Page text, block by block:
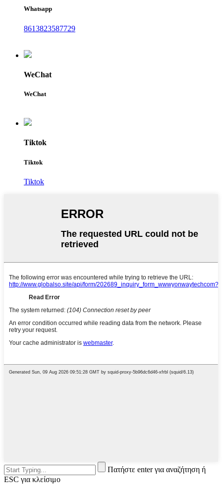
Whatsapp
8613823587729
WeChat
WeChat
Tiktok
Tiktok
Tiktok
Πατήστε enter για αναζήτηση ή
ESC για κλείσιμο